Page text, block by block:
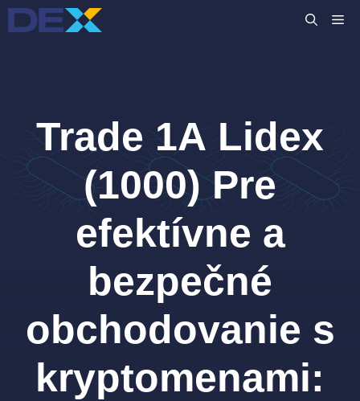
Preskočiť
na
Trade 1A Lidex
(1000) Pre
efektívne a
bezpečné
obchodovanie s
kryptomenami: